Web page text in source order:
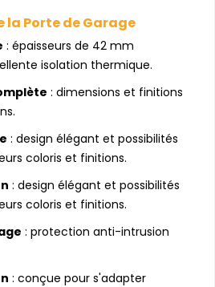
la Porte deGarage
: épaisseurs de 42 mm
isolation thermique.
: dimensions et finitions
: design élégant et possibilités
coloris et finitions.
: design élégant et possibilités
coloris et finitions.
: protection anti-intrusion
: conçue pour s'adapter